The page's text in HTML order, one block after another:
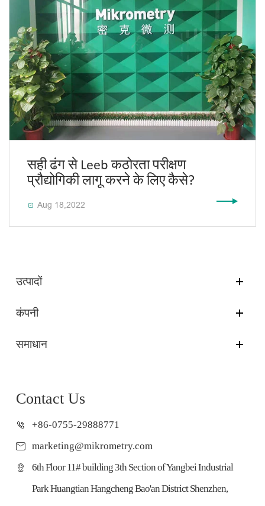
सही ढंग से Leeb कठोरता परीक्षण
प्रौद्योगिकी लागू करने के लिए कैसे?
 Aug 18,2022
उत्पादों
कंपनी
समाधान
Contact Us
+86-0755-29888771
marketing@mikrometry.com
6th Floor 11# building 3th Section of Yangbei Industrial
Park Huangtian Hangcheng Bao'an District Shenzhen,